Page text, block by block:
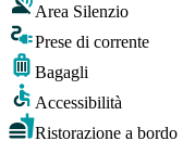
Area Silenzio
Prese di corrente
Bagagli
Accessibilità
Ristorazione a bordo